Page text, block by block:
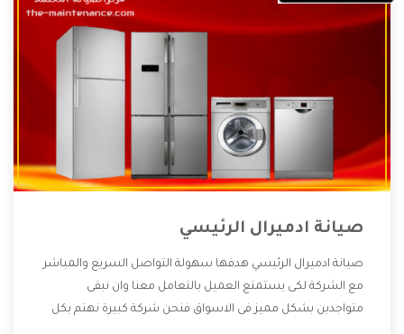
صيانة ادميرال الرئيسي
صيانة ادميرال الرئيسي هدفها سهولة التواصل السريع والمباشر
مع الشركة لكى يستمتع العميل بالتعامل معنا وان نبقى
متواجدين بشكل مميز فى الاسواق فنحن شركة كبيرة نهتم بكل